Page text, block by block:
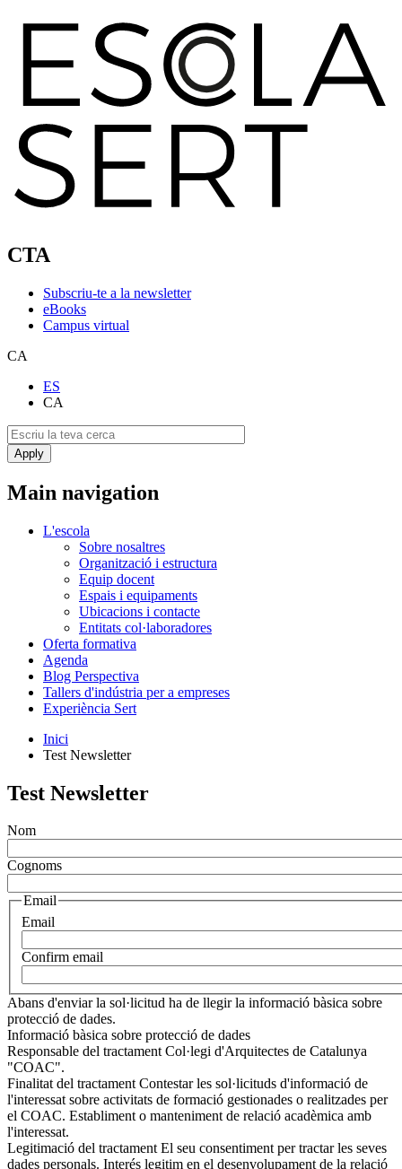
CTA
Subscriu-te a la newsletter
eBooks
Campus virtual
CA
ES
CA
Main navigation
L'escola
Sobre nosaltres
Organització i estructura
Equip docent
Espais i equipaments
Ubicacions i contacte
Entitats col·laboradores
Oferta formativa
Agenda
Blog Perspectiva
Tallers d'indústria per a empreses
Experiència Sert
Inici
Test Newsletter
Test Newsletter
Nom
Cognoms
Email
Email
Confirm email
Abans d'enviar la sol·licitud ha de llegir la informació bàsica sobre
protecció de dades.
Informació bàsica sobre protecció de dades
Responsable del tractament Col·legi d'Arquitectes de Catalunya
"COAC".
Finalitat del tractament Contestar les sol·licituds d'informació de
l'interessat sobre activitats de formació gestionades o realitzades per
el COAC. Establiment o manteniment de relació acadèmica amb
l'interessat.
Legitimació del tractament El seu consentiment per tractar les seves
dades personals. Interés legitim en el desenvolupament de la relació